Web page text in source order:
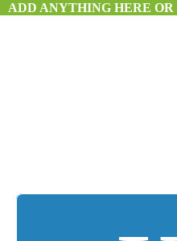
ADD ANYTHING HERE